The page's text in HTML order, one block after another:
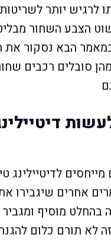
לרגיש יותר
הצבע השחור
הבא נסקור את
סובלים רכבים
לדיטיילינג
אחרים שיגבירו
בהחלט מוסיף
לא תורם כלום